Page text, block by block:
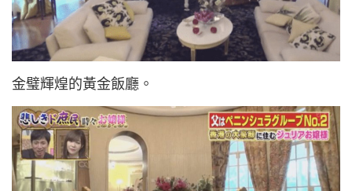
金璧輝煌的黃金飯廳。